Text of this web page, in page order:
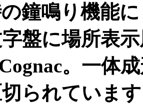
鐘鳴り機能
盤に場所表
。一体
られていま